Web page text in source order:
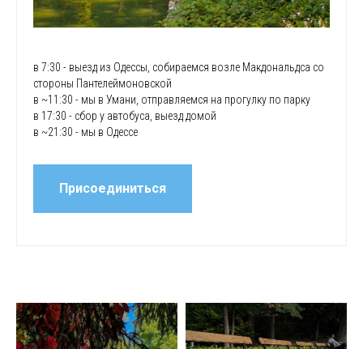
в 7:30 - выезд из Одессы, собираемся возле Макдональдса со
стороны Пантелеймоновской
в ~11:30 - мы в Умани, отправляемся на прогулку по парку
в 17:30 - сбор у автобуса, выезд домой
в ~21:30 - мы в Одессе
Присоединиться